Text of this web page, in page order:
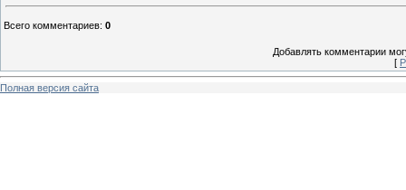
Всего комментариев: 0
Добавлять комментарии
[
Полная версия сайта